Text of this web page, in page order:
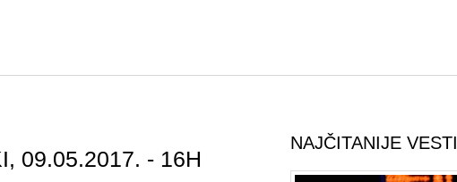
09.05.2017. - 16H
NAJČITANIJE VESTI